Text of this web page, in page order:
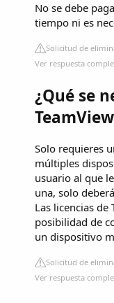
No se debe
tiempo ni es
Solicitud de
Ver respuesta
¿Qué se
Solo requieres
múltiples
usuario al que
una, solo
Las licencias de
posibilidad de
un dispositivo
Solicitud de
Ver respuesta